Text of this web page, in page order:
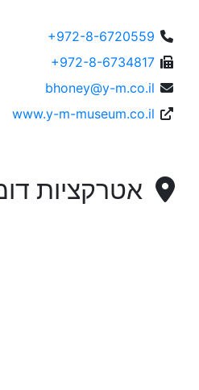
+972-8-6720559
+972-8-6734817
bhoney@y-m.co.il
www.y-m-museum.co.il
אטרקציות